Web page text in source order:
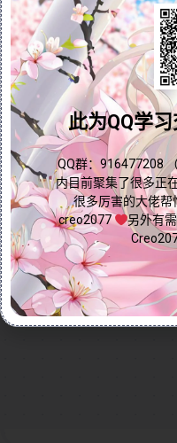
本视频教程含图文全面
的使用方法，帮助用户
巧。通过实例演示，视
曲线、曲面、实体以及
镜像命令中的关键选项
系选择。无论您是
视频都能帮助您快速提
即观看，解锁镜像命
效精准！
Continue reading...
2024-12-04 by免费Creo
编辑命令
此为QQ学
QQ群：916477208
内目前聚集了很多正
很多厉害的大佬帮
creo2077
另外有
问题答
群内有
点